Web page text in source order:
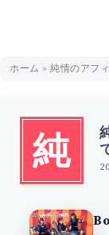
ホーム » 純情のアフ
純